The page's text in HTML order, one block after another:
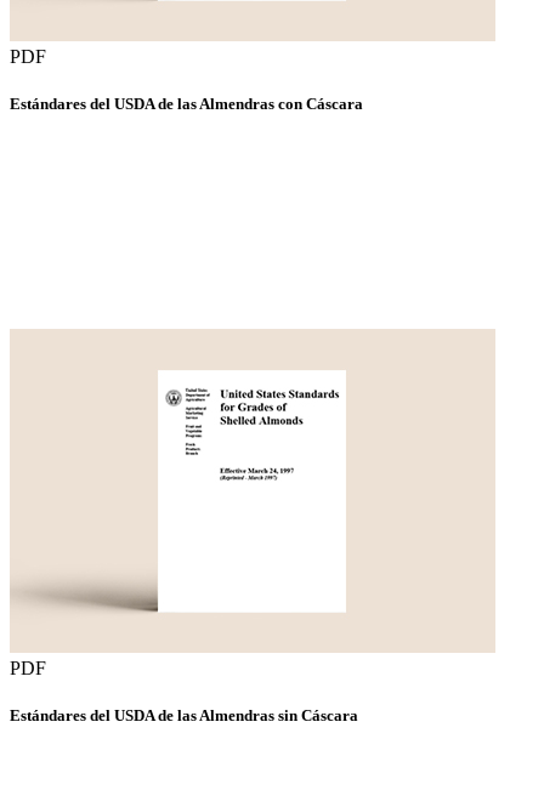
PDF
Estándares del USDA de las Almendras con Cáscara
PDF
Estándares del USDA de las Almendras sin Cáscara